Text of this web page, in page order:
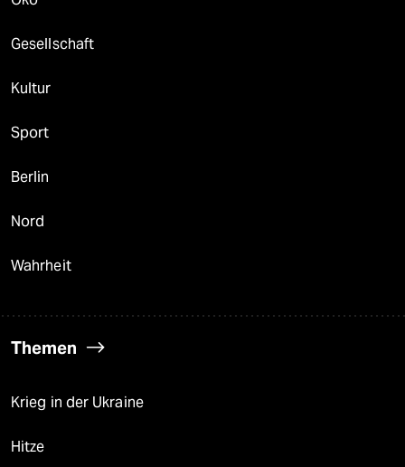
Gesellschaft
Kultur
Sport
Berlin
Nord
Wahrheit
Themen
Krieg in der Ukraine
Hitze